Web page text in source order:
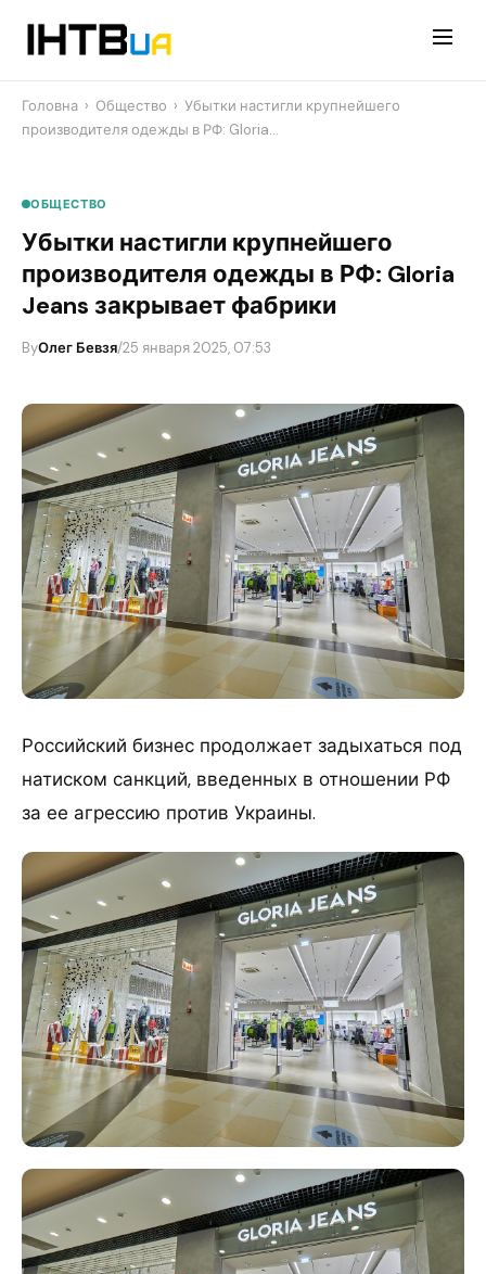
Головна › Общество › Убытки настигли крупнейшего
производителя одежды в РФ: Gloria…
ОБЩЕСТВО
Убытки настигли крупнейшего
производителя одежды в РФ: Gloria
Jeans закрывает фабрики
ByОлег Бевзя/25 января 2025, 07:53
Российский бизнес продолжает задыхаться под
натиском санкций, введенных в отношении РФ
за ее агрессию против Украины.